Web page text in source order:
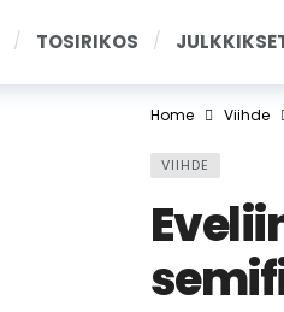
TOSIRIKOS
Home Viihde
VIIHDE